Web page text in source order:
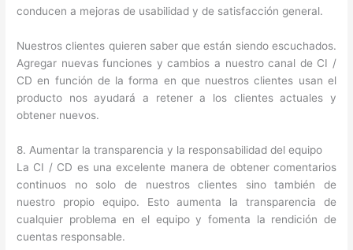
conducen a mejoras de usabilidad y de satisfacción general.
Nuestros clientes quieren saber que están siendo escuchados.
Agregar nuevas funciones y cambios a nuestro canal de CI /
CD en función de la forma en que nuestros clientes usan el
producto nos ayudará a retener a los clientes actuales y
obtener nuevos.
8. Aumentar la transparencia y la responsabilidad del equipo
La CI / CD es una excelente manera de obtener comentarios
continuos no solo de nuestros clientes sino también de
nuestro propio equipo. Esto aumenta la transparencia de
cualquier problema en el equipo y fomenta la rendición de
cuentas responsable.